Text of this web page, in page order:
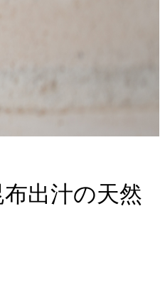
出汁の天然